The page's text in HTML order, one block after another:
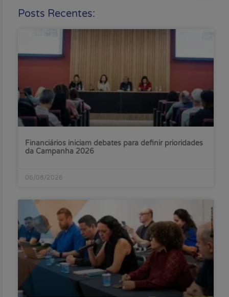
Posts Recentes:
Financiários iniciam debates para definir prioridades
da Campanha 2026
06/08/2026